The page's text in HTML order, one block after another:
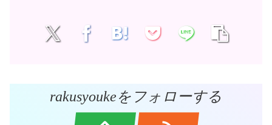
rakusyoukeをフォローする